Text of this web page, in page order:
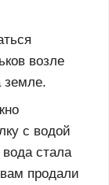
возле
земле.
с водой
стала
продали